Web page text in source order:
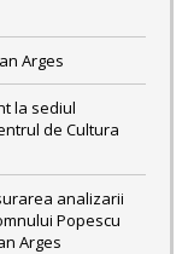
Arges
la sediul
de Cultura
analizarii
Popescu
Arges